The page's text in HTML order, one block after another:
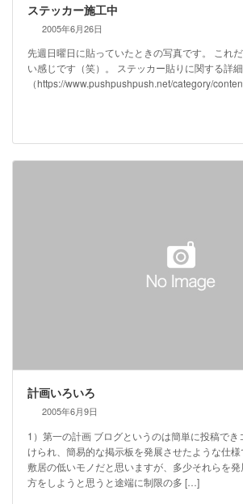
ステッカー施工中
2005年6月26日
先週日曜日に貼っていたときの写真です。 これ
い感じです（笑）。 ステッカー貼りに関する詳
（https://www.pushpushpush.net/category/
計画いろいろ
2005年6月9日
1）第一の計画 ブログというのは簡単に投稿で
けられ、簡易的な掲示板を発展させたような仕
敷居の低いモノだと思いますが、多少それらを
方をしようと思うと途端に制限の多 […]